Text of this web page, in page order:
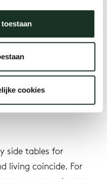
cookies
side tables for
living coincide. For